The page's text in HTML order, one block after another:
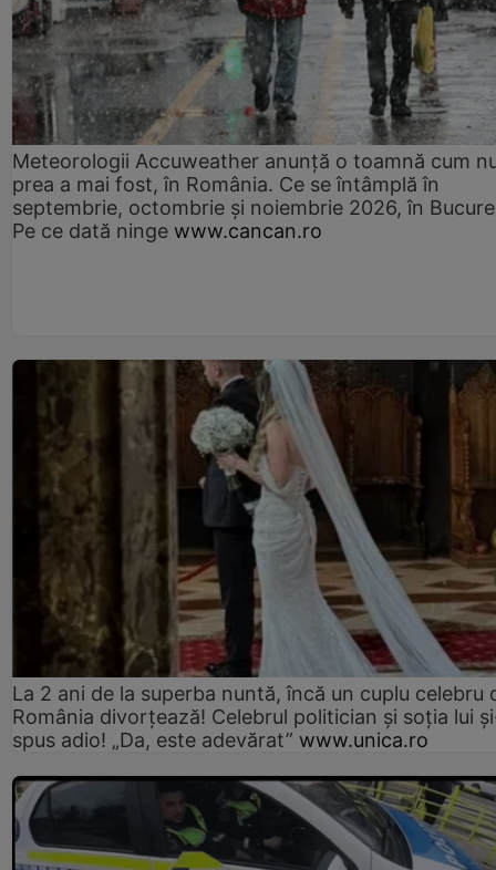
Meteorologii Accuweather anunță o toamnă cum
prea a mai fost, în România. Ce se întâmplă în
septembrie, octombrie și noiembrie 2026, în
Pe ce dată ninge www.cancan.ro
La 2 ani de la superba nuntă, încă un cuplu celebru
România divorțează! Celebrul politician și soția lui
spus adio! „Da, este adevărat” www.unica.ro